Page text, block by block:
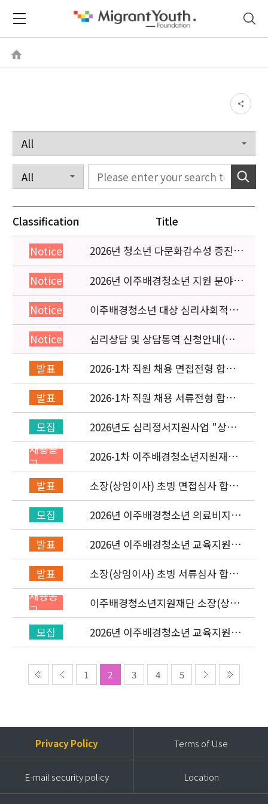
Classification Title
Notice
2026년 청소년 다문화감수성 증진
프로그램 「다가감」신청기관 안내
Notice
2026년 이주배경청소년 지원 분야
종사자 역량강화 교육 일정 안내
Notice
이주배경청소년 대상 심리사회적응
검사 연수동영상 개편 안내
Notice
심리상담 및 상담통역 신청안내(의뢰
서첨부)
발표
2026-1차 직원 채용 면접전형 합격
자 발표 및 적격심사 안내
발표
2026-1차 직원 채용 서류전형 합격
자 발표 및 면접전형 안내
모집
2026년도 심리정서지원사업 "상담
통역지원사(중국어, 베트남어, 러시
아어어, 몽골어)" 선발 공고
채용공
고
2026-1차 이주배경청소년지원재단
직원(기획운영실/사업운영부) 채용
공고 (~3/22)
발표
소장(상임이사) 초빙 면접심사 합격
자 발표
모집
2026년 이주배경청소년 의료비지원
사업 안내(사업 마감)
발표
2026년 이주배경청소년 교육지원사
업 레인보우스쿨 개설기관 선정 결과
발표
소장(상임이사) 초빙 서류심사 합격
자 발표 및 면접 심사 안내
채용공
고
이주배경청소년지원재단 소장(상임
이사) 초빙 공고
모집
2026년 이주배경청소년 교육지원사
업 ‘레인보우스쿨’ 개설기관 신청 공
1 2 3 4 5
Privacy Policy Terms of Use
E-mail security policy Location